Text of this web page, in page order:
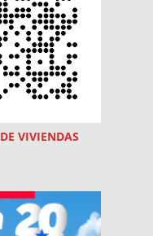
DE VIVIENDAS